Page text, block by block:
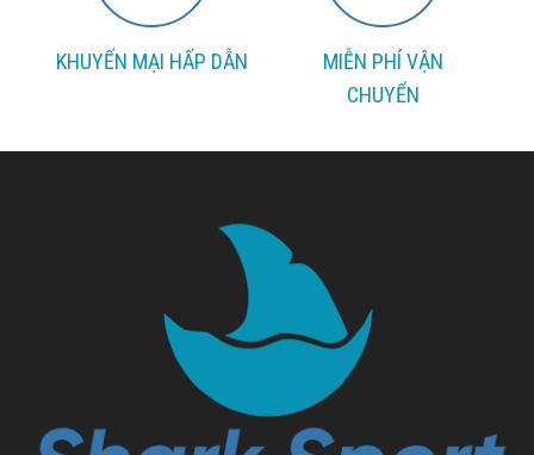
KHUYẾN MẠI HẤP DẪN
MIỄN PHÍ VẬN
CHUYỂN